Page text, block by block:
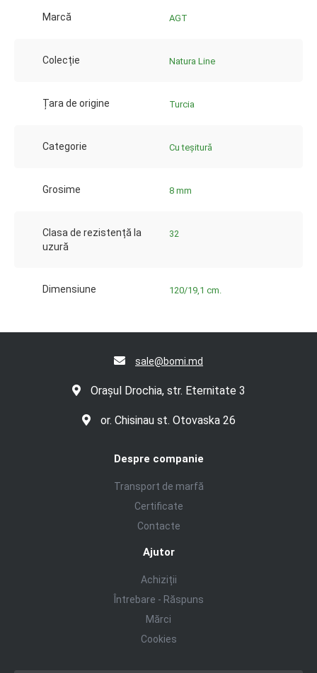
Marcă AGT
Colecție Natura Line
Țara de origine Turcia
Categorie Cu teșitură
Grosime 8 mm
Clasa de rezistență la
uzură
32
Dimensiune 120/19,1 cm.
sale@bomi.md
Orașul Drochia, str. Eternitate 3
or. Chisinau st. Otovaska 26
Despre companie
Transport de marfă
Certificate
Contacte
Ajutor
Achiziții
Întrebare - Răspuns
Mărci
Cookies